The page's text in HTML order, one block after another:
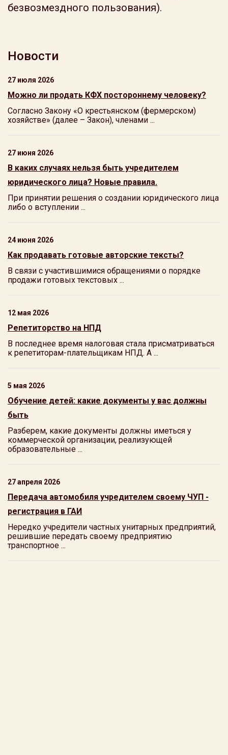
безвозмездного пользования).
Новости
27 июля 2026
Можно ли продать КФХ постороннему человеку?
Согласно Закону «О крестьянском (фермерском)
хозяйстве» (далее – Закон), членами ...
27 июня 2026
В каких случаях нельзя быть учредителем
юридического лица? Новые правила.
При принятии решения о создании юридического лица
либо о вступлении ...
24 июня 2026
Как продавать готовые авторские тексты?
В связи с участившимися обращениями о порядке
продажи готовых текстовых ...
12 мая 2026
Репетиторство на НПД
В последнее время налоговая стала присматриваться
к репетиторам-плательщикам НПД. А ...
5 мая 2026
Обучение детей: какие документы у вас должны
быть
Разберем, какие документы должны иметься у
коммерческой организации, реализующей
образовательные ...
27 апреля 2026
Передача автомобиля учредителем своему ЧУП -
регистрация в ГАИ
Нередко учредители частных унитарных предприятий,
решившие передать своему предприятию
транспортное ...